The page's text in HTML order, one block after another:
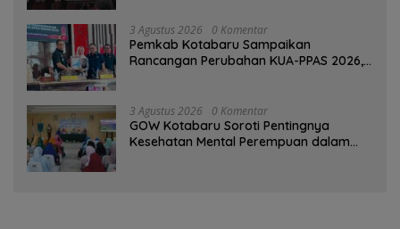
3 Agustus 2026 0 Komentar
Pemkab Kotabaru Sampaikan
Rancangan Perubahan KUA-PPAS 2026,
3 Agustus 2026 0 Komentar
GOW Kotabaru Soroti Pentingnya
Kesehatan Mental Perempuan dalam